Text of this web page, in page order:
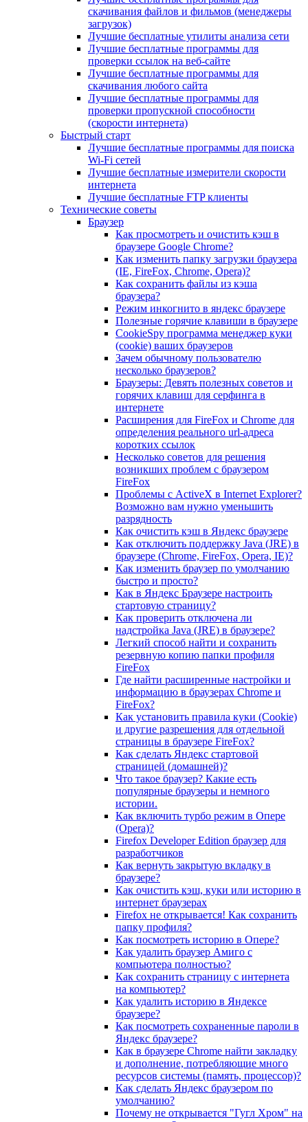
скачивания файлов и фильмов (менеджеры
загрузок)
Лучшие бесплатные утилиты анализа сети
Лучшие бесплатные программы для
проверки ссылок на веб-сайте
Лучшие бесплатные программы для
скачивания любого сайта
Лучшие бесплатные программы для
проверки пропускной способности
(скорости интернета)
Быстрый старт
Лучшие бесплатные программы для поиска
Wi-Fi сетей
Лучшие бесплатные измерители скорости
интернета
Лучшие бесплатные FTP клиенты
Технические советы
Браузер
Как просмотреть и очистить кэш в
браузере Google Chrome?
Как изменить папку загрузки браузера
(IE, FireFox, Chrome, Opera)?
Как сохранить файлы из кэша
браузера?
Режим инкогнито в яндекс браузере
Полезные горячие клавиши в браузере
CookieSpy программа менеджер куки
(cookie) ваших браузеров
Зачем обычному пользователю
несколько браузеров?
Браузеры: Девять полезных советов и
горячих клавиш для серфинга в
интернете
Расширения для FireFox и Chrome для
определения реального url-адреса
коротких ссылок
Несколько советов для решения
возникших проблем с браузером
FireFox
Проблемы с ActiveX в Internet Explorer?
Возможно вам нужно уменьшить
разрядность
Как очистить кэш в Яндекс браузере
Как отключить поддержку Java (JRE) в
браузере (Chrome, FireFox, Opera, IE)?
Как изменить браузер по умолчанию
быстро и просто?
Как в Яндекс Браузере настроить
стартовую страницу?
Как проверить отключена ли
надстройка Java (JRE) в браузере?
Легкий способ найти и сохранить
резервную копию папки профиля
FireFox
Где найти расширенные настройки и
информацию в браузерах Chrome и
FireFox?
Как установить правила куки (Cookie)
и другие разрешения для отдельной
страницы в браузере FireFox?
Как сделать Яндекс стартовой
страницей (домашней)?
Что такое браузер? Какие есть
популярные браузеры и немного
истории.
Как включить турбо режим в Опере
(Opera)?
Firefox Developer Edition браузер для
разработчиков
Как вернуть закрытую вкладку в
браузере?
Как очистить кэш, куки или историю в
интернет браузерах
Firefox не открывается! Как сохранить
папку профиля?
Как посмотреть историю в Опере?
Как удалить браузер Амиго с
компьютера полностью?
Как сохранить страницу с интернета
на компьютер?
Как удалить историю в Яндексе
браузере?
Как посмотреть сохраненные пароли в
Яндекс браузере?
Как в браузере Chrome найти закладку
и дополнение, потребляющие много
ресурсов системы (память, процессор)?
Как сделать Яндекс браузером по
умолчанию?
Почему не открывается "Гугл Хром" на